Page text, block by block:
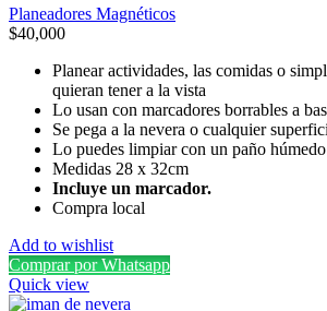
Planeadores Magnéticos
$40,000
Planear actividades, las comidas o
quieran tener a la vista
Lo usan con marcadores borrables a
Se pega a la nevera o cualquier
Lo puedes limpiar con un paño
Medidas 28 x 32cm
Incluye un marcador.
Compra local
Add to wishlist
Comprar por Whatsapp
Quick view